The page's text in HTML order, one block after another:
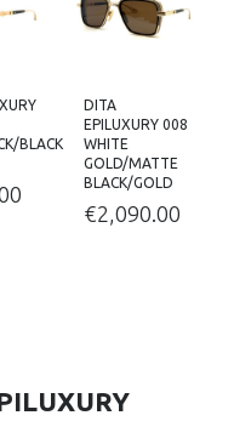
BLACK
DITA
EPILUXURY 008
WHITE
GOLD/MATTE
BLACK/GOLD
€2,090.00